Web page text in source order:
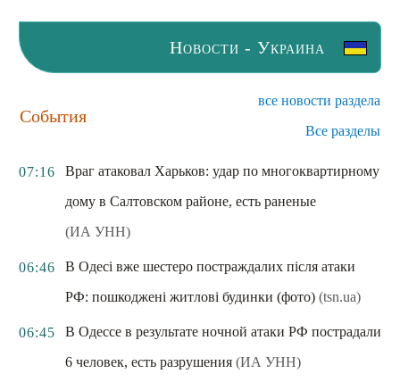
Новости - Украина
События
все новости раздела
Все разделы
07:16
Враг атаковал Харьков: удар по многоквартирному
дому в Салтовском районе, есть раненые
(ИА УНН)
06:46
В Одесі вже шестеро постраждалих після атаки
РФ: пошкоджені житлові будинки (фото) (tsn.ua)
06:45
В Одессе в результате ночной атаки РФ пострадали
6 человек, есть разрушения (ИА УНН)